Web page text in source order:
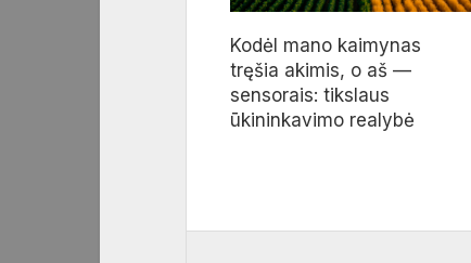
Kodėl mano kaimynas
tręšia akimis, o aš —
sensorais: tikslaus
ūkininkavimo realybė